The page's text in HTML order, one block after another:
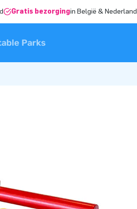
Gratis bezorgingin België & Nederland
Parks